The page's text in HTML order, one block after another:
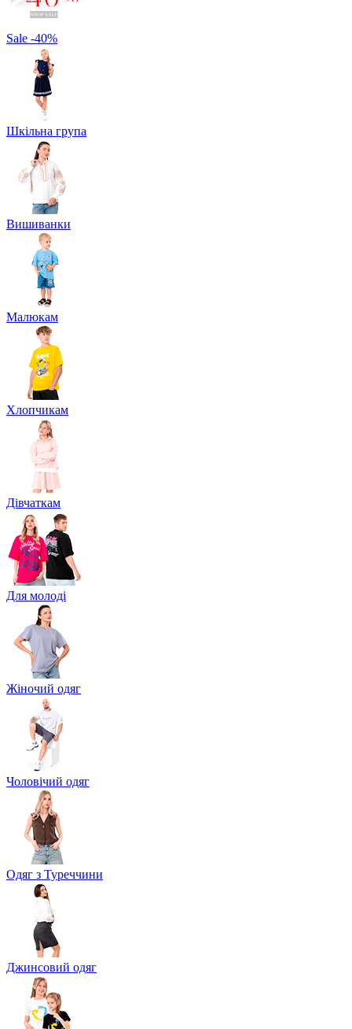
Sale -40%
Шкільна група
Вишиванки
Малюкам
Хлопчикам
Дівчаткам
Для молоді
Жіночий одяг
Чоловічий одяг
Одяг з Туреччини
Джинсовий одяг